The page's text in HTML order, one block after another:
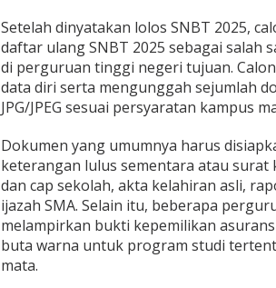
Setelah dinyatakan lolos SNBT 2025,
daftar ulang SNBT 2025 sebagai salah
di perguruan tinggi negeri tujuan.
data diri serta mengunggah sejumlah
JPG/JPEG sesuai persyaratan kampus
Dokumen yang umumnya harus
keterangan lulus sementara atau
dan cap sekolah, akta kelahiran asli,
ijazah SMA. Selain itu, beberapa
melampirkan bukti kepemilikan
buta warna untuk program studi
mata.